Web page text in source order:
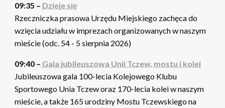
09:35 – Dzieje się
Rzeczniczka prasowa Urzędu Miejskiego zachęca do
wzięcia udziału w imprezach organizowanych w naszym
mieście (odc. 54 - 5 sierpnia 2026)
09:40 – Gala jubileuszowa Unii Tczew, mostu i kolei
Jubileuszowa gala 100-lecia Kolejowego Klubu
Sportowego Unia Tczew oraz 170-lecia kolei w naszym
mieście, a także 165 urodziny Mostu Tczewskiego na